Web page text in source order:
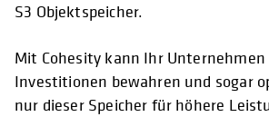
S3 Objektspeicher.
Mit Cohesity kann Ihr
Investitionen bewahren und sogar
nur dieser Speicher für höhere